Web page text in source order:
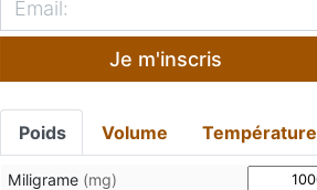
Je m'inscris
Poids Volume Température
Miligrame (mg)